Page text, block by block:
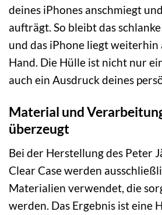
deines iPhones anschmiegt
aufträgt. So bleibt das
und das iPhone liegt weiterhin
Hand. Die Hülle ist nicht nur
auch ein Ausdruck deines
Material und
überzeugt
Bei der Herstellung des Peter
Clear Case werden
Materialien verwendet, die
werden. Das Ergebnis ist eine